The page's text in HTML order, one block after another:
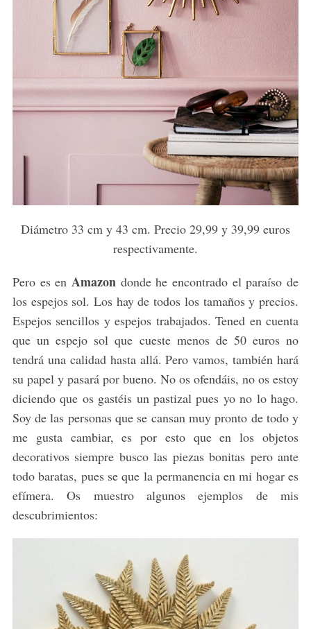
Diámetro 33 cm y 43 cm. Precio 29,99 y 39,99 euros
respectivamente.
Pero es en Amazondonde he encontrado el paraíso de
los espejos sol. Los hay de todos los tamaños y precios.
Espejos sencillos y espejos trabajados. Tened en cuenta
que un espejo sol que cueste menos de 50 euros no
tendrá una calidad hasta allá. Pero vamos, también hará
su papel y pasará por bueno. No os ofendáis, no os estoy
diciendo que os gastéis un pastizal pues yo no lo hago.
Soy de las personas que se cansan muy pronto de todo y
me gusta cambiar, es por esto que en los objetos
decorativos siempre busco las piezas bonitas pero ante
todo baratas, pues se que la permanencia en mi hogar es
efímera. Os muestro algunos ejemplos de mis
descubrimientos:
S
e
r
h